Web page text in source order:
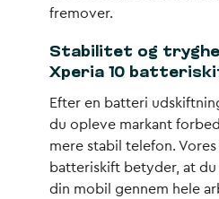
fremover.
Stabilitet og
Xperia 10
Efter en batteri
du opleve markant
mere stabil telefon. Vores
batteriskift betyder, at du
din mobil gennem hele